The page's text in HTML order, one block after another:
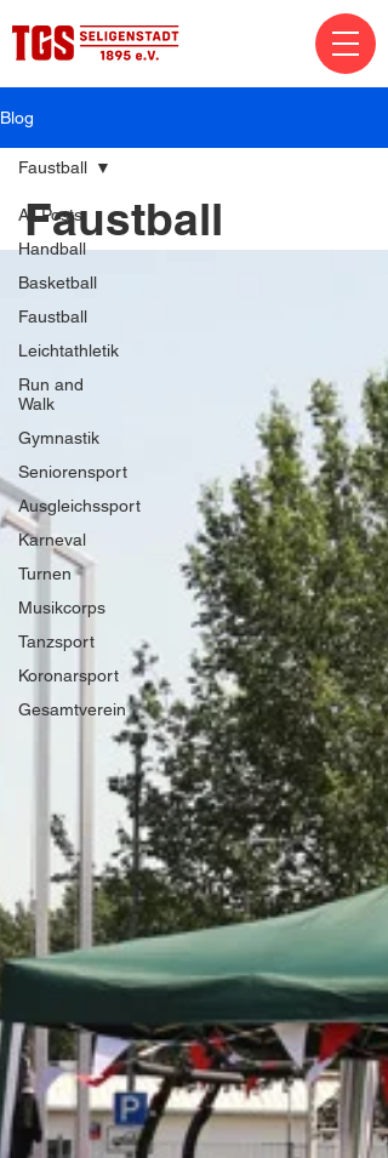
Blog
All Posts
Handball
Basketball
Faustball
Leichtathletik
Run and
Walk
Gymnastik
Seniorensport
Ausgleichssport
Karneval
Turnen
Musikcorps
Tanzsport
Koronarsport
Gesamtverein
Faustball
Faustball